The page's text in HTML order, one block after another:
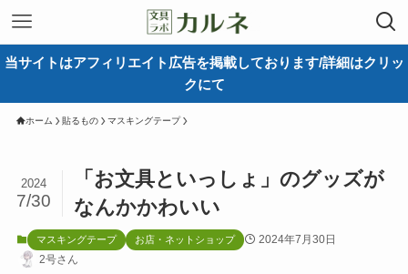
当サイトはアフィリエイト広告を掲載しております/詳細はクリッ
クにて
ホーム 貼るもの マスキングテープ
「お文具といっしょ」のグッズが
なんかかわいい
2024
7/30
マスキングテープ お店・ネットショップ
2024年7月30日
2号さん